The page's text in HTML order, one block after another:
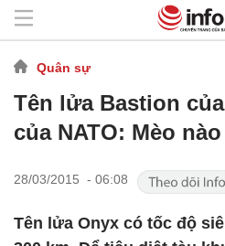
Quân sự
Tên lửa Bastion
của NATO: Mèo
28/03/2015 - 06:08
Tên lửa Onyx có tốc độ